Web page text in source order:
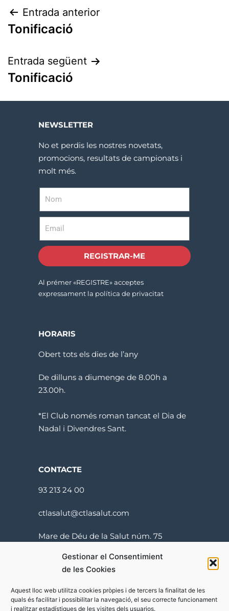
Gestionar el Consentimient
de les Cookies
Aquest lloc web utilitza cookies pròpies i de tercers la finalitat de les
quals és facilitar i possibilitar la navegació, el seu correcte funcionament
i realitzar estadístiques de les visites dels usuarios.
Entrada anterior
Tonificació
Entrada següent
Tonificació
NEWSLETTER
No et perdis les nostres novetats,
promocions, resultats de campionats i
molt més.
REGISTRAR-ME
Al prémer «REGISTRE» acceptes
expressament la política de privacitat
HORARIS
Obert tots els dies de l’any
De dilluns a diumenge de 8.00h a
23.00h.
*El Club només roman tancat el Dia de
Nadal i Divendres Sant.
CONTACTE
93 213 24 00
ctlasalut@ctlasalut.com
Mare de Déu de la Salut núm. 75